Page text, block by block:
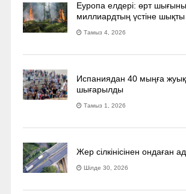
Еуропа елдері: өрт
миллиардтың үстіне шықты
Тамыз 4, 2026
Испаниядан 40 мыңға
шығарылды
Тамыз 1, 2026
Жер сілкінісінен ондаған
Шілде 30, 2026